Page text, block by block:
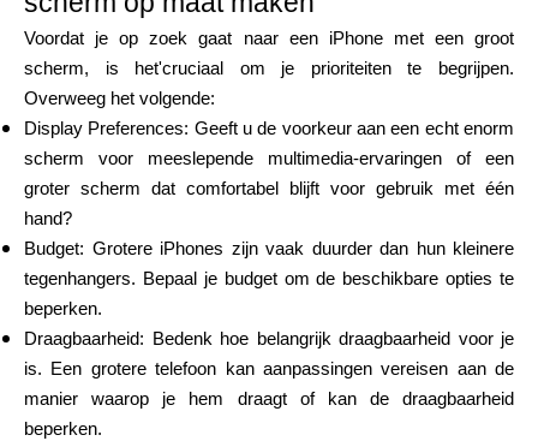
Rondegeschiedenis
Blog
Neem contact op
Hulp
Voordat je op zoek gaat naar een iPhone met een groot
scherm, is het'cruciaal om je prioriteiten te begrijpen.
Overweeg het volgende:
Display Preferences: Geeft u de voorkeur aan een echt enorm
scherm voor meeslepende multimedia-ervaringen of een
groter scherm dat comfortabel blijft voor gebruik met één
hand?
Budget: Grotere iPhones zijn vaak duurder dan hun kleinere
tegenhangers. Bepaal je budget om de beschikbare opties te
beperken.
Draagbaarheid: Bedenk hoe belangrijk draagbaarheid voor je
is. Een grotere telefoon kan aanpassingen vereisen aan de
manier waarop je hem draagt of kan de draagbaarheid
beperken.